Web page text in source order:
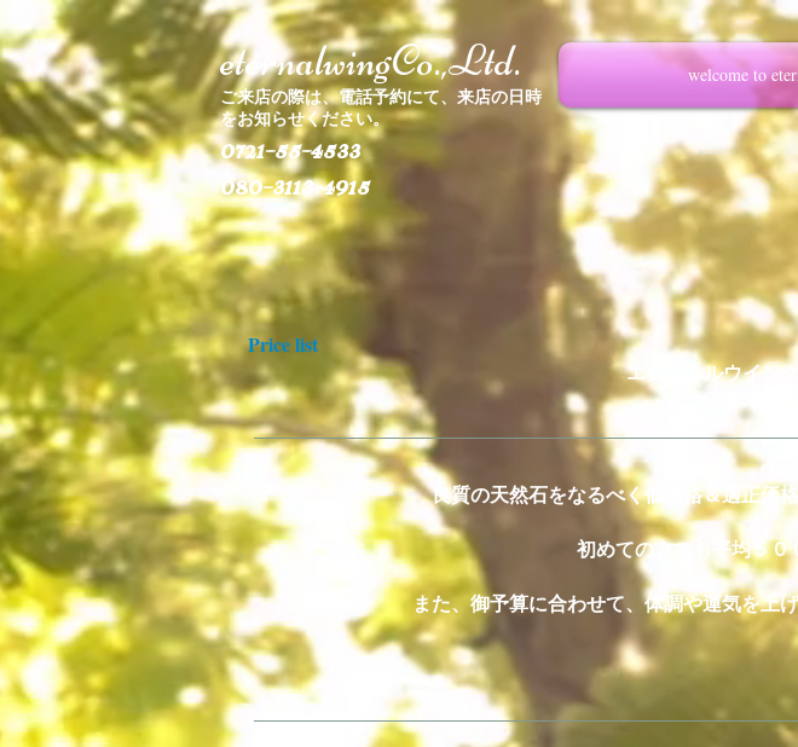
eternalwingCo.,Ltd.
ご来店の際は、電話予約にて、来店の日時
をお知らせください。
0721-55-4533
​080-3113-4915
welcome to
Price list
エターナルウイン
参考に
良質の天然石をなるべく低価格＆適正価
初めての方でも平均５０
また、御予算に合わせて、体調や運気を上